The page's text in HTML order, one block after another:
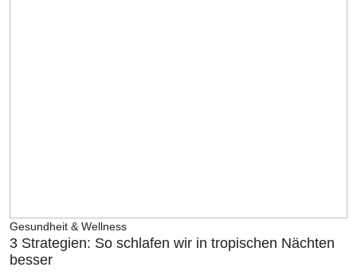
Gesundheit & Wellness
3 Strategien: So schlafen wir in tropischen Nächten
besser